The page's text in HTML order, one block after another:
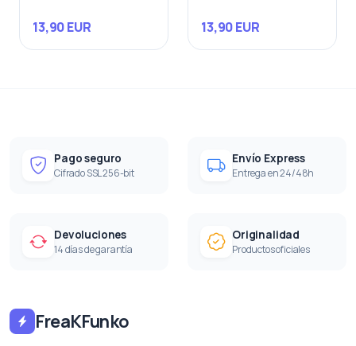
13,90 EUR 13,90 EUR
Pago seguro
Cifrado SSL 256-bit
Envío Express
Entrega en 24/48h
Devoluciones
14 días de garantía
Originalidad
Productos oficiales
FreaKFunko